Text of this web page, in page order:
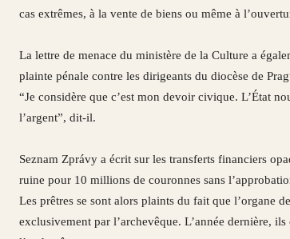
cas extrêmes, à la vente de biens ou même à
La lettre de menace du ministère de la Culture a
plainte pénale contre les dirigeants du diocèse de
“Je considère que c’est mon devoir civique. L’État
l’argent”, dit-il.
Seznam Zprávy a écrit sur les transferts financiers
ruine pour 10 millions de couronnes sans
Les prêtres se sont alors plaints du fait que l’organe
exclusivement par l’archevêque. L’année dernière,